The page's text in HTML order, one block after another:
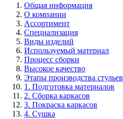
Общая информация
О компании
Ассортимент
Специализация
Виды изделий
Используемый материал
Процесс сборки
Высокое качество
Этапы производства стульев
1. Подготовка материалов
2. Сборка каркасов
3. Покраска каркасов
4. Сушка